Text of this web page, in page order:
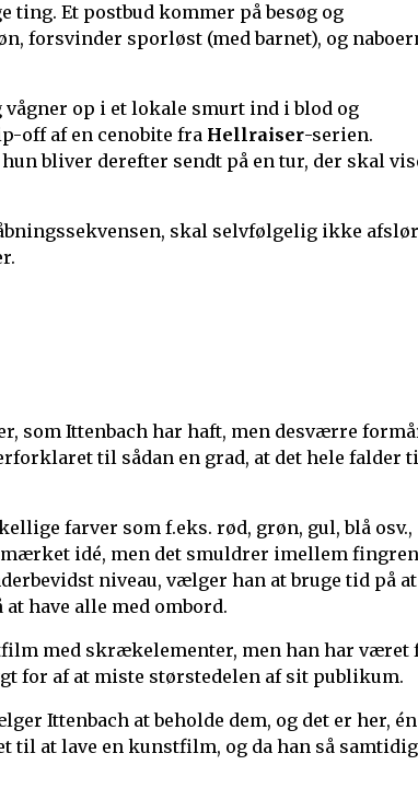
ting. Et postbud kommer på besøg og
forsvinder sporløst (med barnet), og
op i et lokale smurt ind i blod og
off af en cenobite fra Hellraiser-serien.
bliver derefter sendt på en tur, der skal
skal selvfølgelig ikke
som Ittenbach har haft, men desværre
til sådan en grad, at det hele falder
farver som f.eks. rød, grøn, gul, blå osv.,
idé, men det smuldrer imellem
niveau, vælger han at bruge tid på at
have alle med ombord.
med skrækelementer, men han har været
af at miste størstedelen af sit publikum.
Ittenbach at beholde dem, og det er her,
til at lave en kunstfilm, og da han så samtidig